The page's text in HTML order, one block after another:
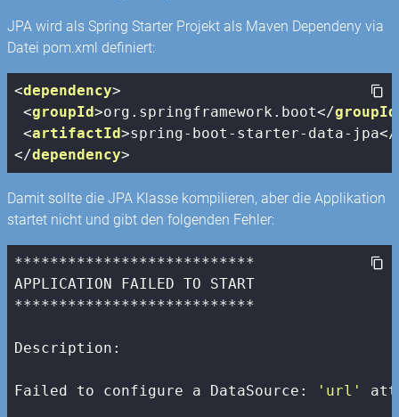
JPA wird als Spring Starter Projekt als Maven Dependeny via
Datei pom.xml definiert:
<dependency>
<groupId>org.springframework.boot</groupId
<artifactId>spring-boot-starter-data-jpa</
</dependency>
Damit sollte die JPA Klasse kompilieren, aber die Applikation
startet nicht und gibt den folgenden Fehler:
***************************
APPLICATION FAILED TO START
***************************
Description:
Failed to configure a DataSource: 'url'